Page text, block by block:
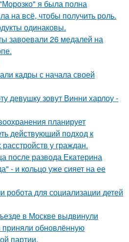
я была полна
на всё, чтобы получить роль.
одинаковы.
завоевали 26 медалей на
кадры с начала своей
девушку зовут Винни харлоу -
планирует
действующий подход к
у граждан.
после развода Екатерина
- и кольцо уже сияет на ее
робота для социализации детей
в Москве выдвинули
приняли обновлённую
партии.